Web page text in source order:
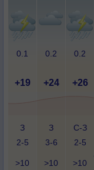
0.1 0.2 0.2
+19 +24 +26
З
2-5
З
3-6
С-З
2-5
>10 >10 >10